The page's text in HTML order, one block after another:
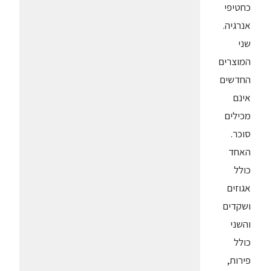
כחטיפי
אנרגיה.
שני
המוצרים
החדשים
אינם
מכילים
סוכר.
האחד
כולל
אגוזים
ושקדים
והשני
כולל
פירות,